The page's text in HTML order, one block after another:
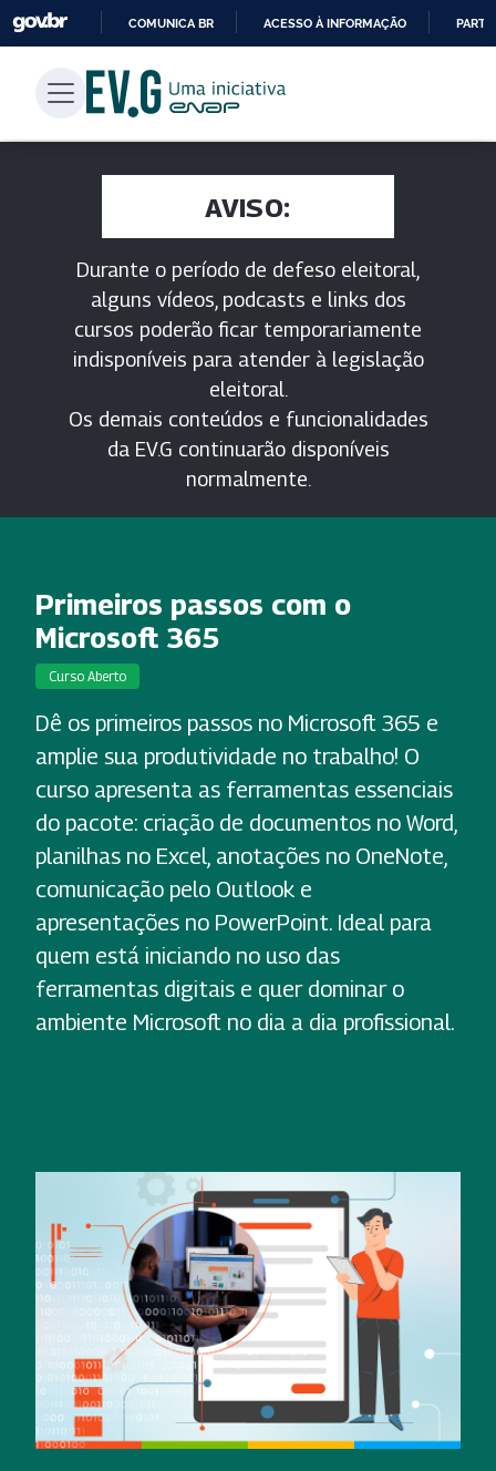
PARA
CONTEÚDO
COMUNICA BR ACESSO À INFORMAÇÃO
AVISO:
Durante o período de defeso eleitoral,
alguns vídeos, podcasts e links dos
cursos poderão ficar temporariamente
indisponíveis para atender à legislação
eleitoral.
Os demais conteúdos e funcionalidades
da EV.G continuarão disponíveis
normalmente.
Primeiros passos com o
Microsoft 365
Curso Aberto
Dê os primeiros passos no Microsoft 365 e
amplie sua produtividade no trabalho! O
curso apresenta as ferramentas essenciais
do pacote: criação de documentos no Word,
planilhas no Excel, anotações no OneNote,
comunicação pelo Outlook e
apresentações no PowerPoint. Ideal para
quem está iniciando no uso das
ferramentas digitais e quer dominar o
ambiente Microsoft no dia a dia profissional.